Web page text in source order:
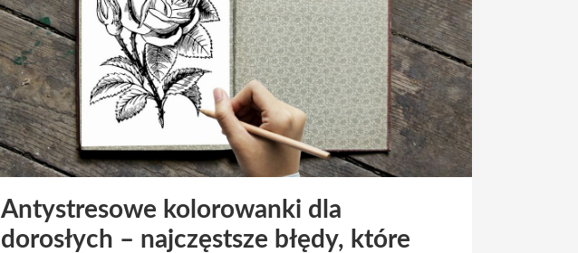
Antystresowe kolorowanki dla
dorosłych – najczęstsze błędy, które